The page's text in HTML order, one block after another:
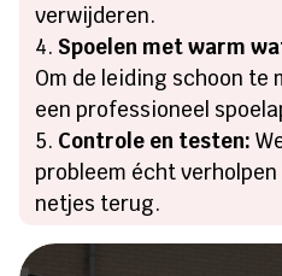
verwijderen.
Spoelen met warm
Om de leiding schoon te
een professioneel
Controle en testen:
probleem écht
netjes terug.